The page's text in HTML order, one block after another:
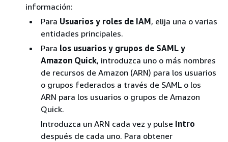
información:
Para Usuarios y roles de IAM, elija una o varias
entidades principales.
Para los usuarios y grupos de SAML y
Amazon Quick, introduzca uno o más nombres
de recursos de Amazon (ARN) para los usuarios
o grupos federados a través de SAML o los
ARN para los usuarios o grupos de Amazon
Quick.
Introduzca un ARN cada vez y pulse Intro
después de cada uno. Para obtener